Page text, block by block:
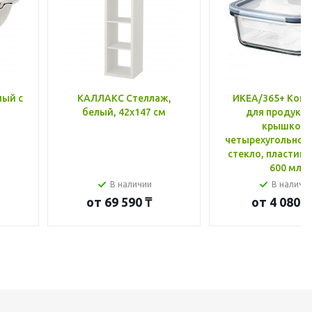
с
КАЛЛАКС Стеллаж,
белый, 42x147 см
В наличии
от 69 590 ₸
ИКЕА/365+
для
крышкой,
стекло, пластик
600 мл
В
от 4 080 ₸